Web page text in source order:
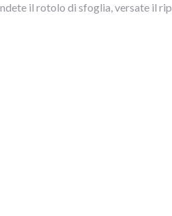
il rotolo di sfoglia, versate il